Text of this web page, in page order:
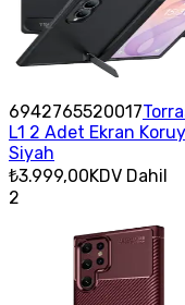
6942765520017
L1 2 Adet Ekran
Siyah
₺3.999,00KDV Dahil
2